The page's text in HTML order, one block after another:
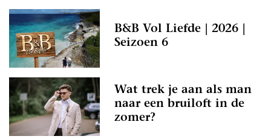
B&B Vol Liefde | 2026 |
Seizoen 6
Wat trek je aan als man
naar een bruiloft in de
zomer?